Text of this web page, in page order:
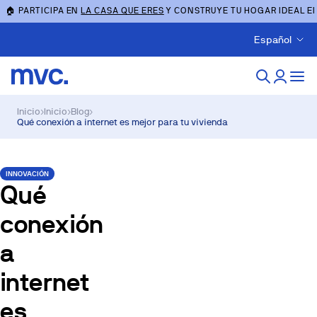
🏠 PARTICIPA ENLA CASA QUE ERES Y CONSTRUYE TU HOGAR IDEAL
Español
Inicio›Inicio›Blog›
Qué conexión a internet es mejor para tu vivienda
INNOVACIÓN
Qué
conexión
a
internet
es